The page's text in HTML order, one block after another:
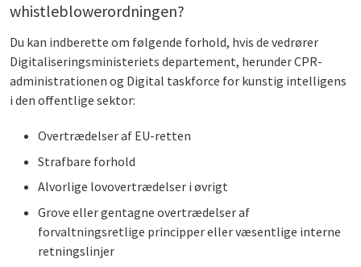
whistleblowerordningen?
Du kan indberette om følgende forhold, hvis de vedrører
Digitaliseringsministeriets departement, herunder CPR-
administrationen og Digital taskforce for kunstig intelligens
i den offentlige sektor:
Overtrædelser af EU-retten
Strafbare forhold
Alvorlige lovovertrædelser i øvrigt
Grove eller gentagne overtrædelser af
forvaltningsretlige principper eller væsentlige interne
retningslinjer